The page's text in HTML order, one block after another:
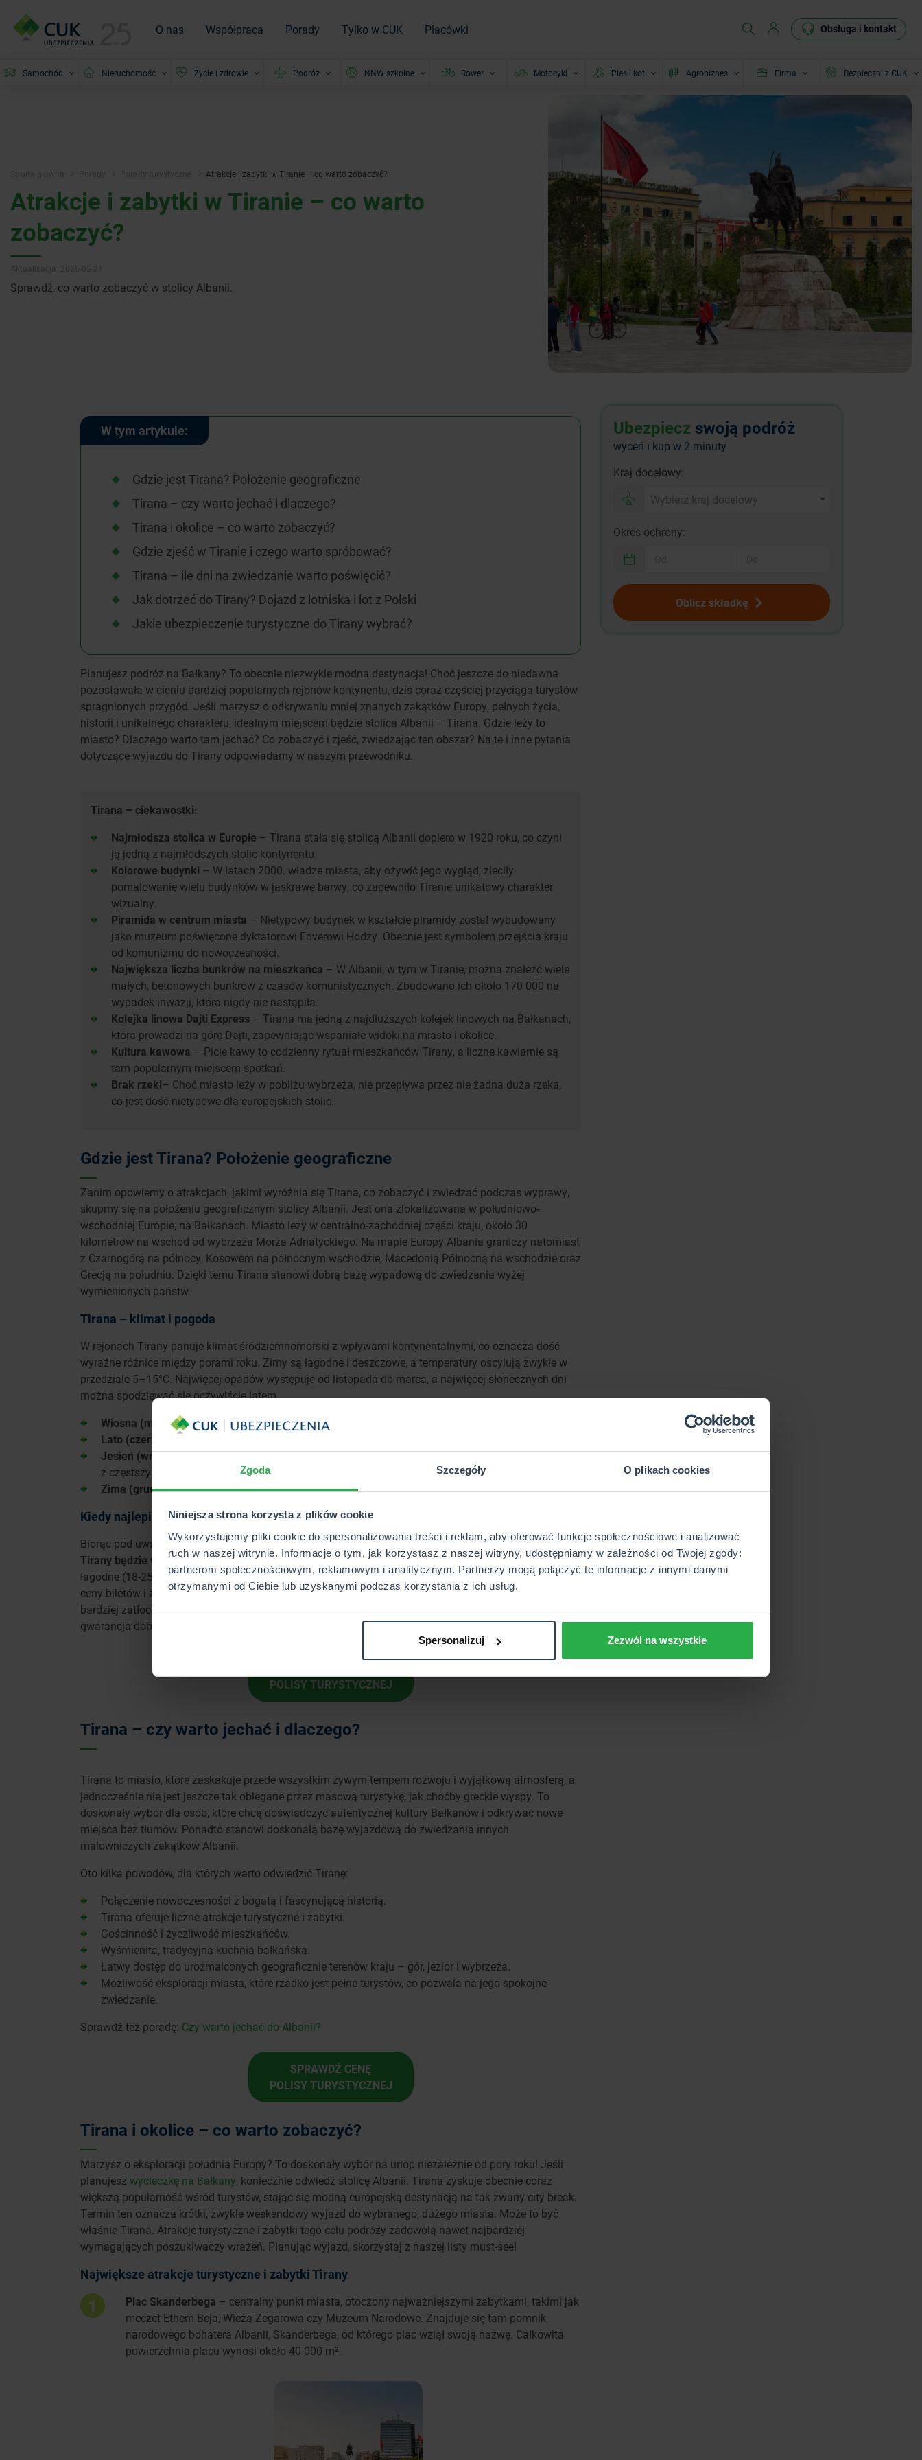
Zgoda Szczegóły O plikach cookies
Niniejsza strona korzysta z plików cookie
Wykorzystujemy pliki cookie do spersonalizowania treści i reklam, aby oferować funkcje społecznościowe i analizować
ruch w naszej witrynie. Informacje o tym, jak korzystasz z naszej witryny, udostępniamy w zależności od Twojej zgody:
partnerom społecznościowym, reklamowym i analitycznym. Partnerzy mogą połączyć te informacje z innymi danymi
otrzymanymi od Ciebie lub uzyskanymi podczas korzystania z ich usług.
Spersonalizuj Zezwól na wszystkie
O nas Współpraca Porady Tylko w CUK Placówki Obsługa i kontakt
Samochód Nieruchomość Życie i zdrowie Podróż NNW szkolne Rower Motocykl Pies i kot Agrobiznes Firma Bezpieczni z CUK
Atrakcje i zabytki w Tiranie – co warto zobaczyć?
Atrakcje i zabytki w Tiranie – co warto
zobaczyć?
Sprawdź, co warto zobaczyć w stolicy Albanii.
W tym artykule:
Gdzie jest Tirana? Położenie geograficzne
Tirana – czy warto jechać i dlaczego?
Tirana i okolice – co warto zobaczyć?
Gdzie zjeść w Tiranie i czego warto spróbować?
Tirana – ile dni na zwiedzanie warto poświęcić?
Jak dotrzeć do Tirany? Dojazd z lotniska i lot z Polski
Jakie ubezpieczenie turystyczne do Tirany wybrać?
Planujesz podróż na Bałkany? To obecnie niezwykle modna destynacja! Choć jeszcze do niedawna
pozostawała w cieniu bardziej popularnych rejonów kontynentu, dziś coraz częściej przyciąga turystów
spragnionych przygód. Jeśli marzysz o odkrywaniu mniej znanych zakątków Europy, pełnych życia,
historii i unikalnego charakteru, idealnym miejscem będzie stolica Albanii – Tirana. Gdzie leży to
miasto? Dlaczego warto tam jechać? Co zobaczyć i zjeść, zwiedzając ten obszar? Na te i inne pytania
dotyczące wyjazdu do Tirany odpowiadamy w naszym przewodniku.
Tirana – ciekawostki:
Najmłodsza stolica w Europie – Tirana stała się stolicą Albanii dopiero w 1920 roku, co czyni
ją jedną z najmłodszych stolic kontynentu.
Kolorowe budynki – W latach 2000. władze miasta, aby ożywić jego wygląd, zleciły
pomalowanie wielu budynków w jaskrawe barwy, co zapewniło Tiranie unikatowy charakter
wizualny.
Piramida w centrum miasta – Nietypowy budynek w kształcie piramidy został wybudowany
jako muzeum poświęcone dyktatorowi Enverowi Hodży. Obecnie jest symbolem przejścia kraju
od komunizmu do nowoczesności.
Największa liczba bunkrów na mieszkańca – W Albanii, w tym w Tiranie, można znaleźć wiele
małych, betonowych bunkrów z czasów komunistycznych. Zbudowano ich około 170 000 na
wypadek inwazji, która nigdy nie nastąpiła.
Kolejka linowa Dajti Express – Tirana ma jedną z najdłuższych kolejek linowych na Bałkanach,
która prowadzi na górę Dajti, zapewniając wspaniałe widoki na miasto i okolice.
Kultura kawowa – Picie kawy to codzienny rytuał mieszkańców Tirany, a liczne kawiarnie są
tam popularnym miejscem spotkań.
Brak rzeki– Choć miasto leży w pobliżu wybrzeża, nie przepływa przez nie żadna duża rzeka,
co jest dość nietypowe dla europejskich stolic.
Gdzie jest Tirana? Położenie geograficzne
Zanim opowiemy o atrakcjach, jakimi wyróżnia się Tirana, co zobaczyć i zwiedzać podczas wyprawy,
skupmy się na położeniu geograficznym stolicy Albanii. Jest ona zlokalizowana w południowo-
wschodniej Europie, na Bałkanach. Miasto leży w centralno-zachodniej części kraju, około 30
kilometrów na wschód od wybrzeża Morza Adriatyckiego. Na mapie Europy Albania graniczy natomiast
z Czarnogórą na północy, Kosowem na północnym wschodzie, Macedonią Północną na wschodzie oraz
Grecją na południu. Dzięki temu Tirana stanowi dobrą bazę wypadową do zwiedzania wyżej
wymienionych państw.
Tirana – klimat i pogoda
W rejonach Tirany panuje klimat śródziemnomorski z wpływami kontynentalnymi, co oznacza dość
wyraźne różnice między porami roku. Zimy są łagodne i deszczowe, a temperatury oscylują zwykle w
przedziale 5–15°C. Najwięcej opadów występuje od listopada do marca, a najwięcej słonecznych dni
można spodziewać się oczywiście latem.
Wiosna (marzec-maj):Łagodna, z temperaturami od 15°C do 24°C, sporadyczne opady deszczu.
Lato (czerwiec-sierpień):
Jesień (wrzesień-listopad):Ciepła na początku, od 25°C we wrześniu do około 12°C w listopadzie,
z częstszymi opadami.
Zima (grudzień-luty):Łagodna, temperatury od 5°C do 10°C, dużo deszczu, ale rzadkie mrozy.
Kiedy najlepiej pojechać do Tirany?
Biorąc pod uwagę wspomniane wcześniej czynniki pogodowe,najlepszym czasem na wycieczkę do
Tirany będzie wiosna (kwiecień-maj) lub wczesna jesień (wrzesień-październik), gdy temperatury są
łagodne (18-25°C) i występuje mniej opadów. W tych okresach ruch turystyczny jest również mniejszy, a
ceny biletów i zakwaterowania niższe niż w szczycie sezonu letniego. Latem miasto jest gorące i
bardziej zatłoczone, a zimą – choć łagodną – mogą występować częste deszcze. Wiosna i jesień to
gwarancja dobrych warunków do zwiedzania i wypoczynku.
POLISY TURYSTYCZNEJ
Tirana – czy warto jechać i dlaczego?
Tirana to miasto, które zaskakuje przede wszystkim żywym tempem rozwoju i wyjątkową atmosferą, a
jednocześnie nie jest jeszcze tak oblegane przez masową turystykę, jak choćby greckie wyspy. To
doskonały wybór dla osób, które chcą doświadczyć autentycznej kultury Bałkanów i odkrywać nowe
miejsca bez tłumów. Ponadto stanowi doskonałą bazę wyjazdową do zwiedzania innych
malowniczych zakątków Albanii.
Oto kilka powodów, dla których warto odwiedzić Tiranę:
Połączenie nowoczesności z bogatą i fascynującą historią.
Tirana oferuje liczne atrakcje turystyczne i zabytki.
Gościnność i życzliwość mieszkańców.
Wyśmienita, tradycyjna kuchnia bałkańska.
Łatwy dostęp do urozmaiconych geograficznie terenów kraju – gór, jezior i wybrzeża.
Możliwość eksploracji miasta, które rzadko jest pełne turystów, co pozwala na jego spokojne
zwiedzanie.
Sprawdź też poradę: Czy warto jechać do Albanii?
SPRAWDŹ CENĘ
POLISY TURYSTYCZNEJ
Tirana i okolice – co warto zobaczyć?
Marzysz o eksploracji południa Europy? To doskonały wybór na urlop niezależnie od pory roku! Jeśli
planujesz wycieczkę na Bałkany, koniecznie odwiedź stolicę Albanii. Tirana zyskuje obecnie coraz
większą popularność wśród turystów, stając się modną europejską destynacją na tak zwany city break.
Termin ten oznacza krótki, zwykle weekendowy wyjazd do wybranego, dużego miasta. Może to być
właśnie Tirana. Atrakcje turystyczne i zabytki tego celu podróży zadowolą nawet najbardziej
wymagających poszukiwaczy wrażeń. Planując wyjazd, skorzystaj z naszej listy must-see!
Największe atrakcje turystyczne i zabytki Tirany
1 Plac Skanderbega – centralny punkt miasta, otoczony najważniejszymi zabytkami, takimi jak
meczet Ethem Beja, Wieża Zegarowa czy Muzeum Narodowe. Znajduje się tam pomnik
narodowego bohatera Albanii, Skanderbega, od którego plac wziął swoją nazwę. Całkowita
powierzchnia placu wynosi około 40 000 m².
Ubezpiecz swoją podróż
wyceń i kup w 2 minuty
Kraj docelowy:
Wybierz kraj docelowy
Okres ochrony:
Oblicz składkę